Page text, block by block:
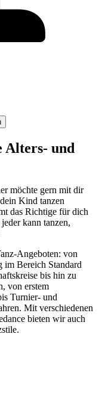
Alters- und
möchte gern mit dir
Kind tanzen
das Richtige für dich
kann tanzen,
Angeboten: von
im Bereich Standard
bis hin zu
von erstem
Turnier- und
Mit verschiedenen
bieten wir auch